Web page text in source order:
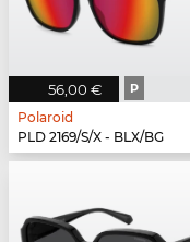
56,00 € P
Polaroid
PLD 2169/S/X - BLX/BG